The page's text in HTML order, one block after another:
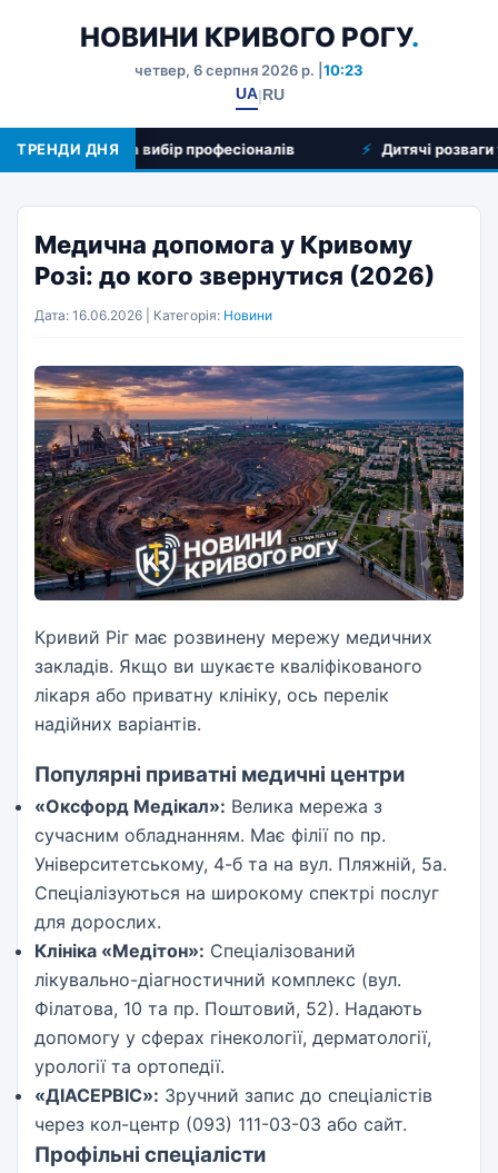
НОВИНИ КРИВОГО РОГУ.
четвер, 6 серпня 2026 р. | 10:23
UA|RU
ТРЕНДИ ДНЯ
послуг та вибір професіоналів Дитячі розваги у
Медична допомога у Кривому
Розі: до кого звернутися (2026)
Дата: 16.06.2026 | Категорія: Новини
Кривий Ріг має розвинену мережу медичних
закладів. Якщо ви шукаєте кваліфікованого
лікаря або приватну клініку, ось перелік
надійних варіантів.
Популярні приватні медичні центри
«Оксфорд Медікал»: Велика мережа з
сучасним обладнанням. Має філії по пр.
Університетському, 4-б та на вул. Пляжній, 5а.
Спеціалізуються на широкому спектрі послуг
для дорослих.
Клініка «Медітон»: Спеціалізований
лікувально-діагностичний комплекс (вул.
Філатова, 10 та пр. Поштовий, 52). Надають
допомогу у сферах гінекології, дерматології,
урології та ортопедії.
«ДІАСЕРВІС»: Зручний запис до спеціалістів
через кол-центр (093) 111-03-03 або сайт.
Профільні спеціалісти